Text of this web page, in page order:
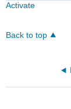
Activate
Back to top